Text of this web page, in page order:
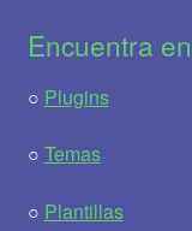
Encuentra
○ Plugins
○ Temas
○ Plantillas